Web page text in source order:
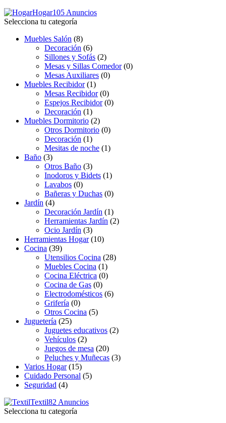
Hogar105 Anuncios
Selecciona tu categoría
Muebles Salón (8)
Decoración (6)
Sillones y Sofás (2)
Mesas y Sillas Comedor(0)
Mesas Auxiliares (0)
Muebles Recibidor(1)
Mesas Recibidor(0)
Espejos Recibidor(0)
Decoración (1)
Muebles Dormitorio (2)
Otros Dormitorio (0)
Decoración (1)
Mesitas de noche (1)
Baño (3)
Otros Baño (3)
Inodoros y Bidets (1)
Lavabos (0)
Bañeras y Duchas (0)
Jardín (4)
Decoración Jardín (1)
Herramientas Jardín (2)
Ocio Jardín (3)
Herramientas Hogar(10)
Cocina (39)
Utensilios Cocina (28)
Muebles Cocina (1)
Cocina Eléctrica (0)
Cocina de Gas (0)
Electrodomésticos (6)
Grifería (0)
Otros Cocina (5)
Juguetería (25)
Juguetes educativos (2)
Vehículos (2)
Juegos de mesa (20)
Peluches y Muñecas (3)
Varios Hogar(15)
Cuidado Personal (5)
Seguridad (4)
Textil82 Anuncios
Selecciona tu categoría